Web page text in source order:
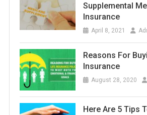
Supplemental
Insurance
April 8, 2021
Reasons For
Insurance
August 28, 2020
Here Are 5 Tips